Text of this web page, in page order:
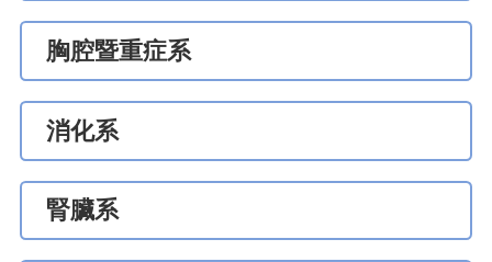
胸腔暨重症系
消化系
腎臟系